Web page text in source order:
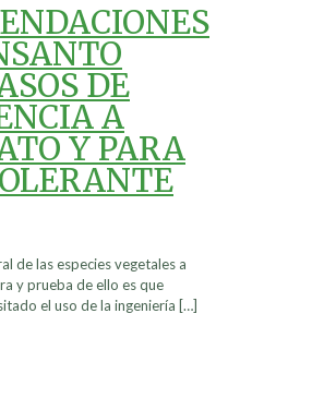
DE
A
Y PARA
de las especies vegetales a
y prueba de ello es que
el uso de la ingeniería […]